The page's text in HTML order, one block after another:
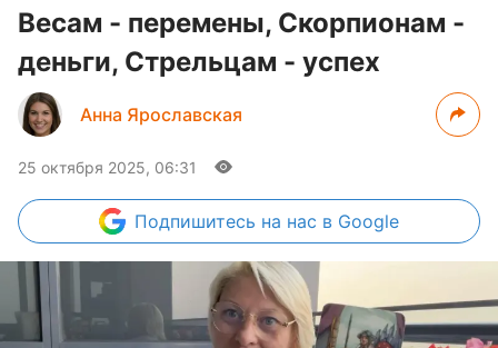
Весам - перемены, Скорпионам -
деньги, Стрельцам - успех
Анна Ярославская
25 октября 2025, 06:31
Подпишитесь на нас в Google